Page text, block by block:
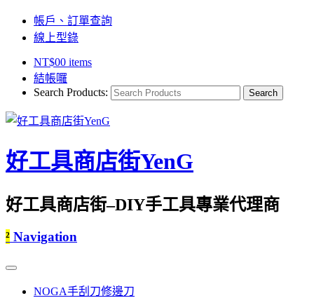
帳戶、訂單查詢
線上型錄
NT$00 items
結帳囉
Search Products:
好工具商店街YenG
好工具商店街–DIY手工具專業代理商
² Navigation
NOGA手刮刀修邊刀